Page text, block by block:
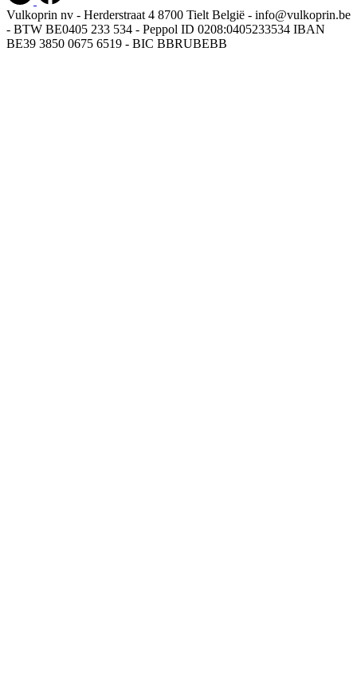
Vulkoprin nv - Herderstraat 4 8700 Tielt België - info@vulkoprin.be
- BTW BE0405 233 534 - Peppol ID 0208:0405233534 IBAN
BE39 3850 0675 6519 - BIC BBRUBEBB